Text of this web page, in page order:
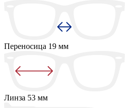
Переносица 19 мм
Линза 53 мм